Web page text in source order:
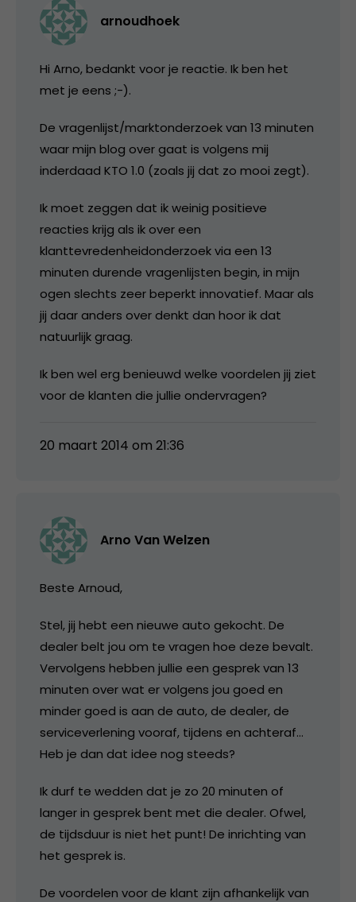
arnoudhoek
Hi Arno, bedankt voor je reactie. Ik ben het
met je eens ;-).
De vragenlijst/marktonderzoek van 13 minuten
waar mijn blog over gaat is volgens mij
inderdaad KTO 1.0 (zoals jij dat zo mooi zegt).
Ik moet zeggen dat ik weinig positieve
reacties krijg als ik over een
klanttevredenheidonderzoek via een 13
minuten durende vragenlijsten begin, in mijn
ogen slechts zeer beperkt innovatief. Maar als
jij daar anders over denkt dan hoor ik dat
natuurlijk graag.
Ik ben wel erg benieuwd welke voordelen jij ziet
voor de klanten die jullie ondervragen?
20 maart 2014 om 21:36
Arno Van Welzen
Beste Arnoud,
Stel, jij hebt een nieuwe auto gekocht. De
dealer belt jou om te vragen hoe deze bevalt.
Vervolgens hebben jullie een gesprek van 13
minuten over wat er volgens jou goed en
minder goed is aan de auto, de dealer, de
serviceverlening vooraf, tijdens en achteraf…
Heb je dan dat idee nog steeds?
Ik durf te wedden dat je zo 20 minuten of
langer in gesprek bent met die dealer. Ofwel,
de tijdsduur is niet het punt! De inrichting van
het gesprek is.
De voordelen voor de klant zijn afhankelijk van